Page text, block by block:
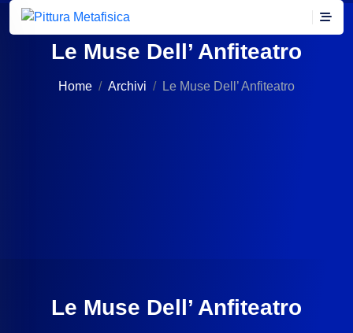
Le Muse Dell’ Anfiteatro
Home Archivi Le Muse Dell’ Anfiteatro
Le Muse Dell’ Anfiteatro